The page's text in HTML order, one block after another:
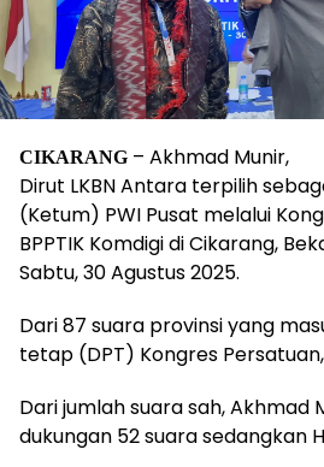
CIKARANG – Akhmad Munir,
Dirut LKBN Antara terpilih
(Ketum) PWI Pusat melalui
BPPTIK Komdigi di Cikarang,
Sabtu, 30 Agustus 2025.
Dari 87 suara provinsi yang
tetap (DPT) Kongres
Dari jumlah suara sah, Akhmad
dukungan 52 suara sedangkan